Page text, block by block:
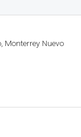
Monterrey Nuevo